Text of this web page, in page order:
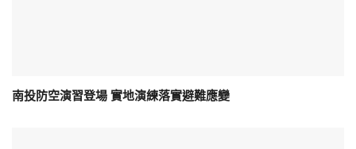
南投防空演習登場 實地演練落實避難應變